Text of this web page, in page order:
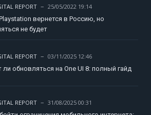
REPORT
25/05/2022 19:14
вернется в Россию, но
не будет
REPORT
03/11/2025 12:46
ли обновляться на One UI 8: полный гайд
REPORT
31/08/2025 00:31